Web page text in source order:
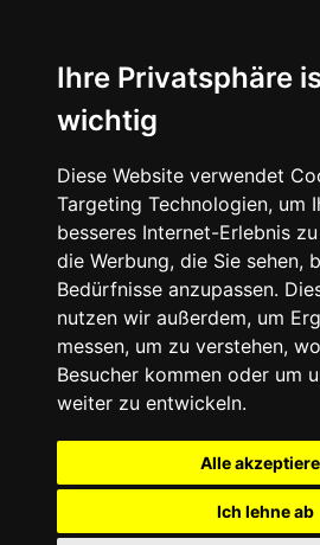
Ihre Privatsphäre
wichtig
Diese Website verwendet
Targeting Technologien, um
besseres Internet-Erlebnis
die Werbung, die Sie sehen,
Bedürfnisse anzupassen.
nutzen wir außerdem, um
messen, um zu verstehen,
Besucher kommen oder um
weiter zu entwickeln.
Alle
Ich lehne ab